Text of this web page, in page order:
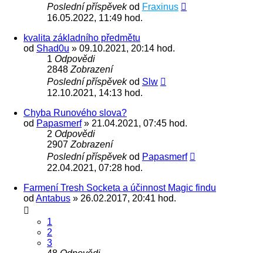
Poslední příspěvekod Fraxinus
16.05.2022, 11:49 hod.
kvalita základního předmětu
od Shad0u » 09.10.2021, 20:14 hod.
1 Odpovědi
2848 Zobrazení
Poslední příspěvekod Slw
12.10.2021, 14:13 hod.
Chyba Runového slova?
od Papasmerf» 21.04.2021, 07:45 hod.
2 Odpovědi
2907 Zobrazení
Poslední příspěvekod Papasmerf
22.04.2021, 07:28 hod.
Farmení Tresh Socketa a účinnost Magic findu
od Antabus » 26.02.2017, 20:41 hod.
1
2
3